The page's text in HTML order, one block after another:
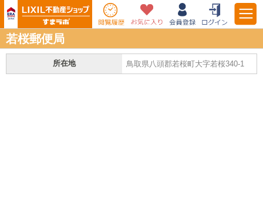
若桜郵便局
所在地 鳥取県八頭郡若桜町大字若桜340-1